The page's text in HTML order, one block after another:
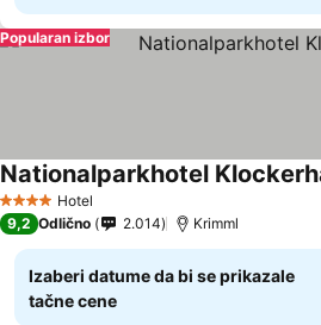
Popularan izbor
4 ZvezdiceHotel
Nationalparkhotel
9,2 Odlično 2.014 Krimml
Izaberi datume da bi se prikazale
tačne cene